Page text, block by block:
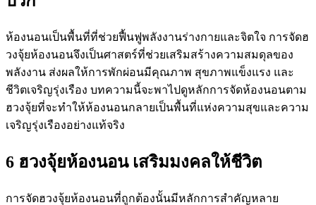
ห้องนอนเป็นพื้นที่ที่ช่วยฟื้นฟูพลังงานร่างกายและจิตใจ การจัดฮ
วงจุ้ยห้องนอนจึงเป็นศาสตร์ที่ช่วยเสริมสร้างความสมดุลของ
พลังงาน ส่งผลให้การพักผ่อนมีคุณภาพ สุขภาพแข็งแรง และ
ชีวิตเจริญรุ่งเรือง บทความนี้จะพาไปดูหลักการจัดห้องนอนตาม
ฮวงจุ้ยที่จะทำให้ห้องนอนกลายเป็นพื้นที่แห่งความสุขและความ
เจริญรุ่งเรืองอย่างแท้จริง
6 ฮวงจุ้ยห้องนอนเสริมมงคลให้ชีวิต
การจัดฮวงจุ้ยห้องนอนที่ถูกต้องนั้นมีหลักการสำคัญหลาย